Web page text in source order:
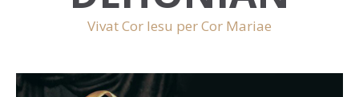
Vivat Cor Iesu per Cor Mariae